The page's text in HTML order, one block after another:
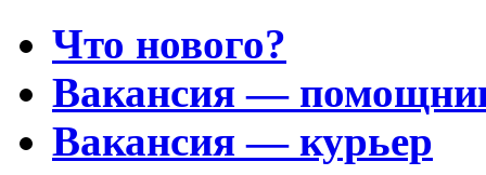
Что нового?
Вакансия —
Вакансия — курьер